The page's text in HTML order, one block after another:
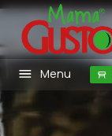
Menu